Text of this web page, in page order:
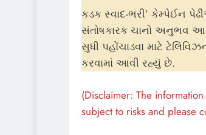
કડક સ્વાદ-ભરી’ કેમ્પેઈન
સંતોષકારક ચાનો અનુભવ
સુધી પહોંચાડવા માટે
કરવામાં આવી રહ્યું છે.
(Disclaimer: The
subject to risks and please